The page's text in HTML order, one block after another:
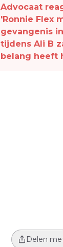
Advocaat
'Ronnie Flex
gevangenis
tijdens Ali B
belang heeft
Delen